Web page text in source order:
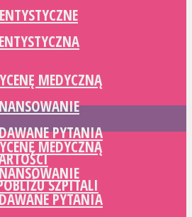
MEDYCZNĄ
PYTANIA
SZPITALI
MEDYCZNĄ
PYTANIA